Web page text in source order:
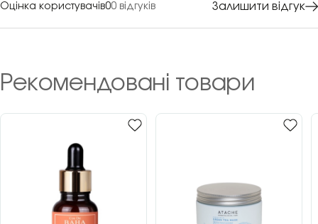
Оцінка користувачів00 відгуків Залишити відгук
Рекомендовані товари